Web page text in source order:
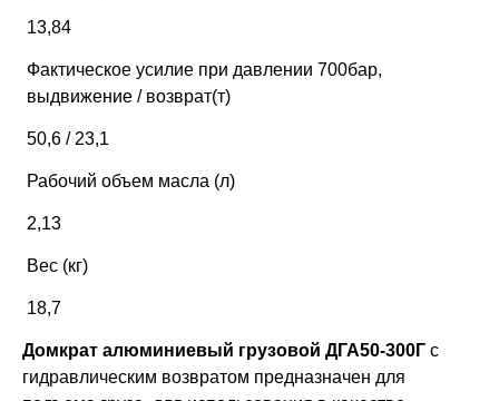
13,84
Фактическое усилие при давлении 700бар,
выдвижение / возврат(т)
50,6 / 23,1
Рабочий объем масла (л)
2,13
Вес (кг)
18,7
Домкрат алюминиевый грузовой ДГА50-300Гс
гидравлическим возвратом предназначен для